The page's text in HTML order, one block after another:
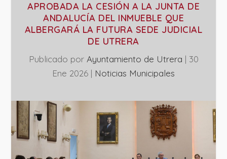
APROBADA LA CESIÓN A LA JUNTA DE
ANDALUCÍA DEL INMUEBLE QUE
ALBERGARÁ LA FUTURA SEDE JUDICIAL
DE UTRERA
Publicado por Ayuntamiento de Utrera | 30
Ene 2026 | ‎Noticias Municipales